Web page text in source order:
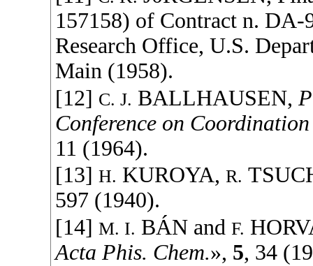
157158) of Contract n.
Research Office, U.S.
Main (1958).
[12] C. J. BALLHAUSEN,
Conference on
11 (1964).
[13]H. KUROYA,R.
597 (1940).
[14]M. I. BÁN andF.
Acta Phis. Chem.», 5, 34 (